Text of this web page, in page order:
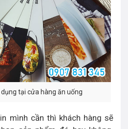
tại cửa hàng ăn uống
mình cần thì khách hàng sẽ